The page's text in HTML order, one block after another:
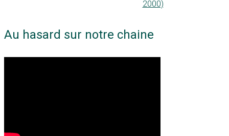
2000)
Au hasard sur notre chaine